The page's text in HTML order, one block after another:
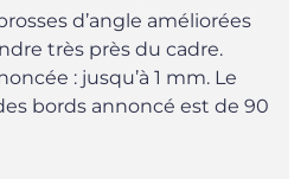
d’angle améliorées
très près du cadre.
: jusqu’à 1 mm. Le
bords annoncé est de 90